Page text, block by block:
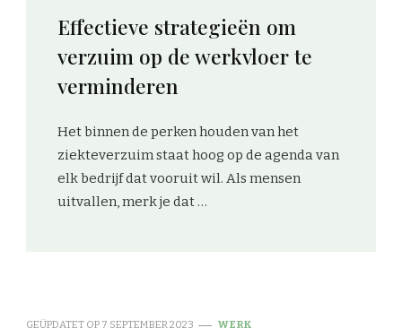
om
te
van het
de agenda van
mensen
Verlaag je
met dynamische
Nou, dat is omdat ze perfect
GEÜPDATET OP 7 SEPTEMBER 2023 WERK